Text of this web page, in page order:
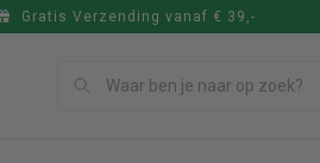
Gratis Verzending vanaf € 39,-